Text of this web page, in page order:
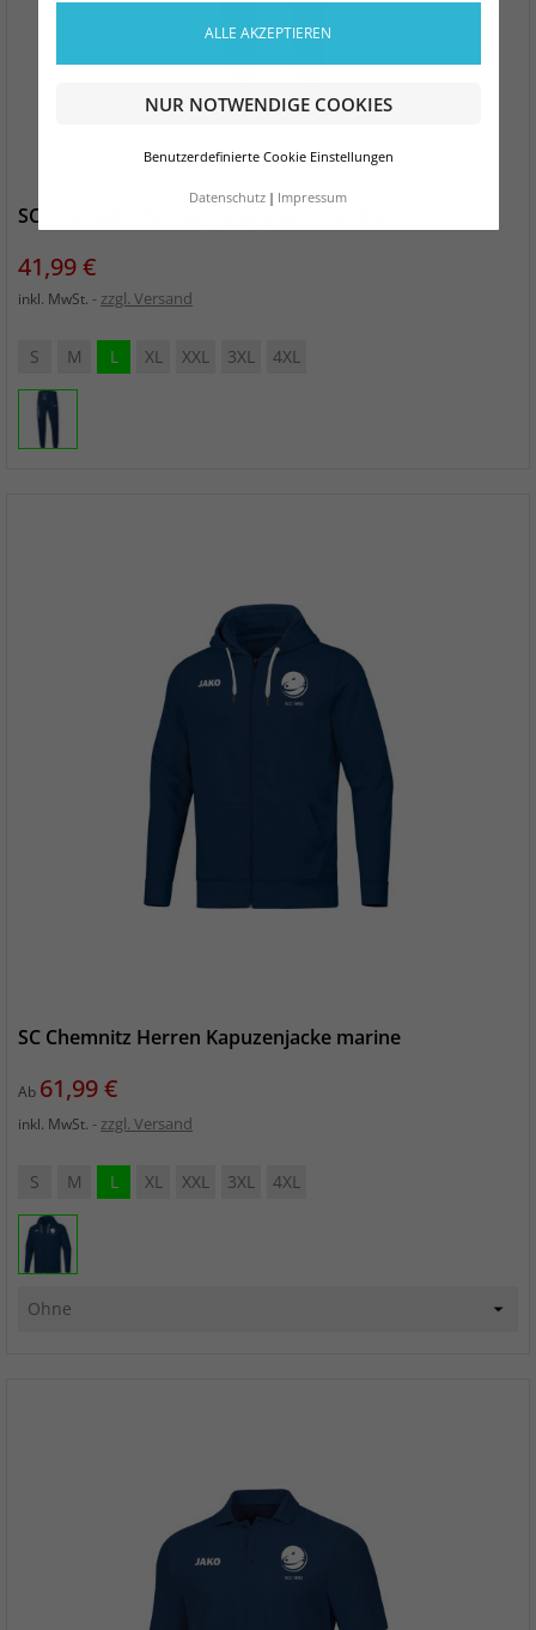
ALLE AKZEPTIEREN
NUR NOTWENDIGE COOKIES
Benutzerdefinierte Cookie Einstellungen
Datenschutz Impressum
SC Chemnitz Herren Jogginghose marine
Preis
41,99 €
inkl. MwSt. zzgl. Versand
S M L XL XXL 3XL 4XL
SC Chemnitz Herren Kapuzenjacke marine
Ab Preis
61,99 €
inkl. MwSt. zzgl. Versand
S M L XL XXL 3XL 4XL